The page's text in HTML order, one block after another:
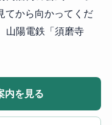
てから向かってくだ
山陽電鉄「須磨寺
内を見る